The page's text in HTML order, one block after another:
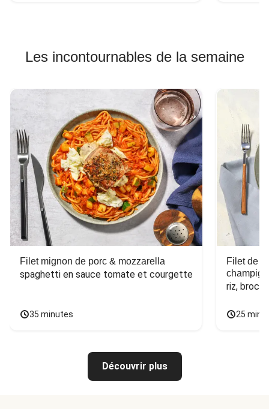
Les incontournables de la semaine
Filet mignon de porc & mozzarella
spaghetti en sauce tomate et courgette
35 minutes
Filet de
riz,
25
Découvrir plus